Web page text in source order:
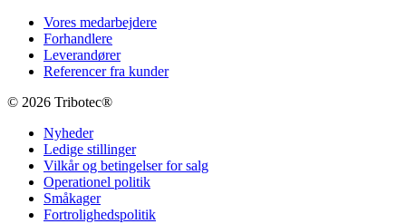
Vores medarbejdere
Forhandlere
Leverandører
Referencer fra kunder
© 2026 Tribotec®
Nyheder
Ledige stillinger
Vilkår og betingelser for salg
Operationel politik
Småkager
Fortrolighedspolitik